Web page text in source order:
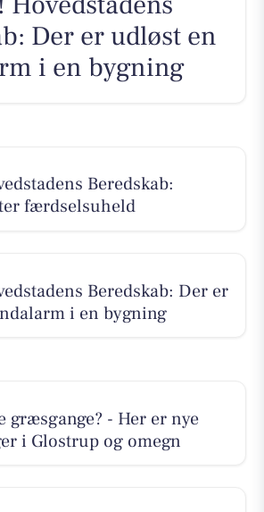
Der er udløst en
i en bygning
Beredskab:
færdselsuheld
Beredskab: Der er
i en bygning
græsgange? - Her er nye
i Glostrup og omegn